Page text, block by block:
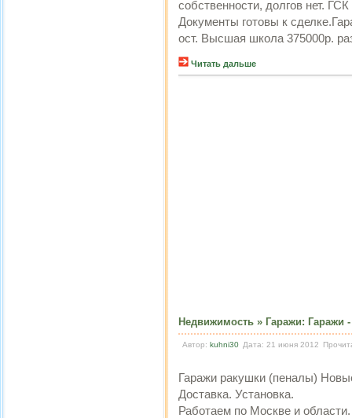
собственности, долгов нет.
Документы готовы к
ост. Высшая школа 375000р.
Читать дальше
Недвижимость » Гаражи: Гаражи
Автор: kuhni30 Дата: 21 июня 2012
Гаражи ракушки (пеналы)
Доставка. Установка.
Работаем по Москве и